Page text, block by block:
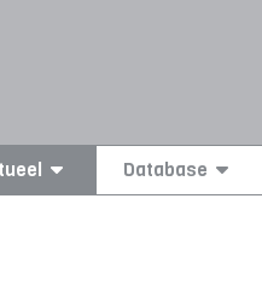
Database